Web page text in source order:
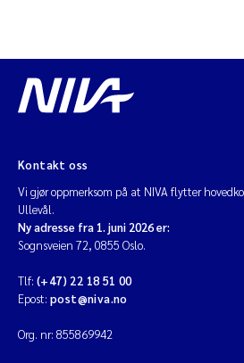
Kontakt oss
Vi gjør oppmerksom på at NIVA flytter
Ullevål.
Ny adresse fra 1. juni 2026 er:
Sognsveien 72, 0855 Oslo.
Tlf: (+47) 22 18 51 00
Epost: post@niva.no
Org. nr: 855869942